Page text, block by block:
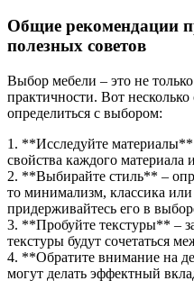
Общие рекомендации
полезных советов
Выбор мебели – это не
практичности. Вот
определиться с выбором:
1. **Исследуйте
свойства каждого материала
2. **Выбирайте стиль** –
то минимализм, классика или
придерживайтесь его в
3. **Пробуйте текстуры** –
текстуры будут сочетаться
4. **Обратите внимание на
могут делать эффектный